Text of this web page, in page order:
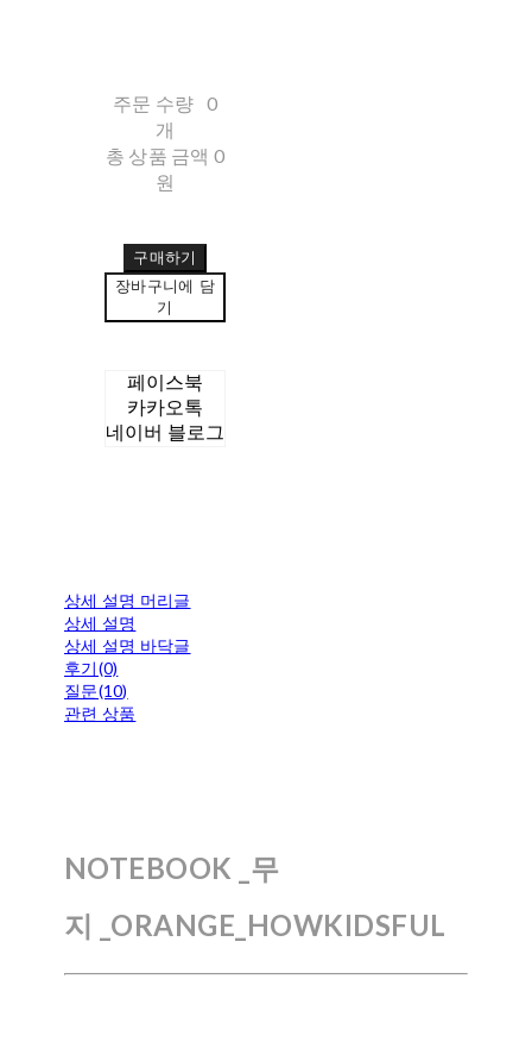
주문 수량 0
개
총 상품 금액 0
원
구매하기
장바구니에 담
기
페이스북
카카오톡
네이버 블로그
상세 설명 머리글
상세 설명
상세 설명 바닥글
후기(0)
질문(10)
관련 상품
NOTEBOOK _무
지 _ORANGE _HOWKIDSFUL